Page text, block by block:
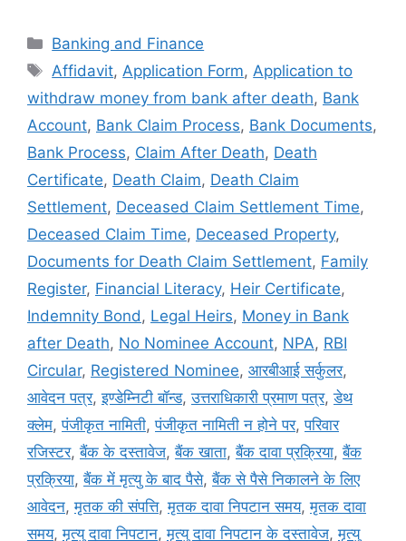
Categories
Banking and Finance
Tags
Affidavit, Application Form, Application to
withdraw money from bank after death, Bank
Account, Bank Claim Process, Bank Documents,
Bank Process, Claim After Death, Death
Certificate, Death Claim, Death Claim
Settlement, Deceased Claim Settlement Time,
Deceased Claim Time, Deceased Property,
Documents for Death Claim Settlement, Family
Register, Financial Literacy, Heir Certificate,
Indemnity Bond , Legal Heirs, Money in Bank
after Death, No Nominee Account, NPA, RBI
Circular, Registered Nominee, आरबीआई सर्कुलर,
आवेदन पत्र,इण्डेम्निटी बॉन्ड,उत्तराधिकारी प्रमाण पत्र,डेथ
क्लेम,पंजीकृत नामिती,पंजीकृत नामिती न होने पर,परिवार
रजिस्टर,बैंक के दस्तावेज,बैंक खाता,बैंक दावा प्रक्रिया,बैंक
प्रक्रिया,बैंक में मृत्यु के बाद पैसे,बैंक से पैसे निकालने के लिए
आवेदन,मृतक की संपत्ति,मृतक दावा निपटान समय,मृतक दावा
समय,मृत्यु दावा निपटान,मृत्यु दावा निपटान के दस्तावेज,मृत्यु